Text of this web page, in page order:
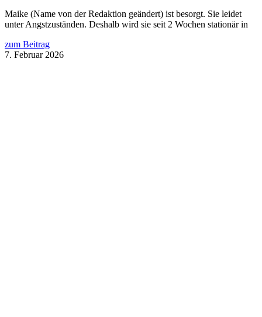
Maike (Name von der Redaktion geändert) ist besorgt. Sie leidet
unter Angstzuständen. Deshalb wird sie seit 2 Wochen stationär in
zum Beitrag
7. Februar 2026